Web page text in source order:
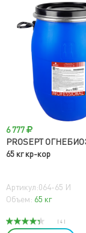
6 777
PROSEPT
65 кг кр-кор
Артикул:064-65 И
Объем: 65 кг
( 4 )